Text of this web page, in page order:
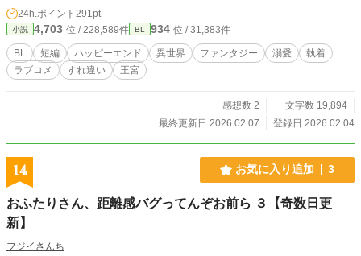
24h.ポイント 291pt
小説 4,703 位 / 228,589件 BL 934 位 / 31,383件
BL 短編 ハッピーエンド 異世界 ファンタジー 溺愛
執着
ラブコメ
すれ違い 王宮
感想数 2
文字数 19,894
最終更新日 2026.02.07
登録日 2026.02.04
14 お気に入り追加 3
おふたりさん、距離感バグってんぞお前ら ３【奇数日更
新】
フジイさんち